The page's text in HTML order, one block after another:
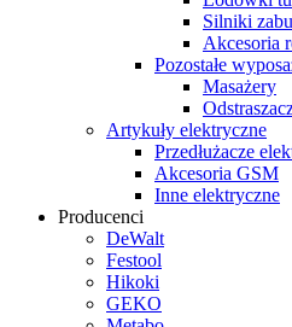
Silniki
Akcesoria
Pozostałe
Masażery
Artykuły elektryczne
Przedłużacze
Akcesoria GSM
Inne elektryczne
Producenci
DeWalt
Festool
Hikoki
GEKO